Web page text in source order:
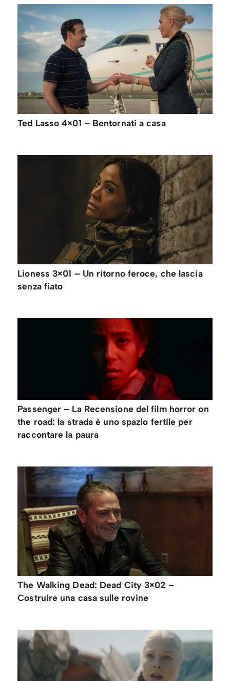
Ted Lasso 4×01 – Bentornati a casa
Lioness 3×01 – Un ritorno feroce, che lascia
senza fiato
Passenger – La Recensione del film horror on
the road: la strada è uno spazio fertile per
raccontare la paura
The Walking Dead: Dead City 3×02 –
Costruire una casa sulle rovine